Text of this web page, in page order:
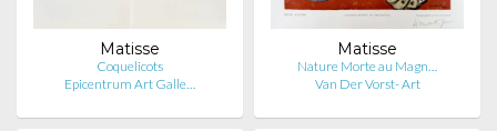
Matisse
Coquelicots
Epicentrum Art Galle…
Matisse
Nature Morte au Magn…
Van Der Vorst- Art